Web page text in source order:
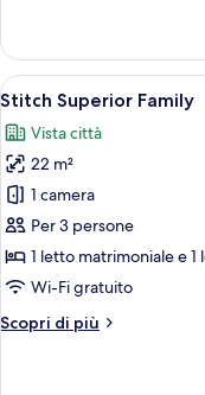
Superior
Apri
tutte
le
foto
per
Stitch
Superior
Family
7
Stitch Superior Family
Vista città
22 m²
1 camera
Per 3 persone
1 letto matrimoniale e
Wi-Fi gratuito
Scopri di più
Altri